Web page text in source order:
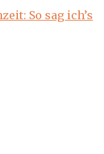
So sag ich’s